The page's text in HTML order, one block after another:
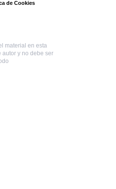
de Cookies
material en esta
autor y no debe ser